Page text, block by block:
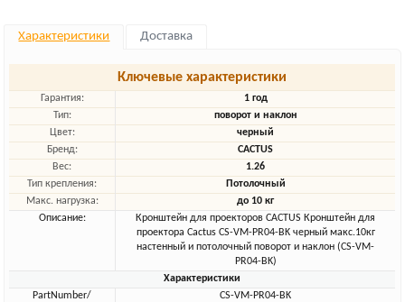
Характеристики Доставка
Ключевые характеристики
Гарантия:
1 год
Тип:
поворот и наклон
Цвет:
черный
Бренд:
CACTUS
Вес:
1.26
Тип крепления:
Потолочный
Макс. нагрузка:
до 10 кг
Описание:
Кронштейн для проекторов CACTUS Кронштейн для
проектора Cactus CS-VM-PR04-BK черный макс.10кг
настенный и потолочный поворот и наклон (CS-VM-
PR04-BK)
Характеристики
PartNumber/
CS-VM-PR04-BK